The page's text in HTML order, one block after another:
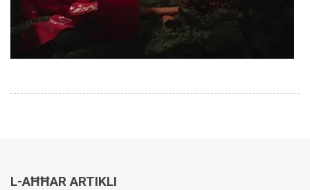
L-AĦĦAR ARTIKLI